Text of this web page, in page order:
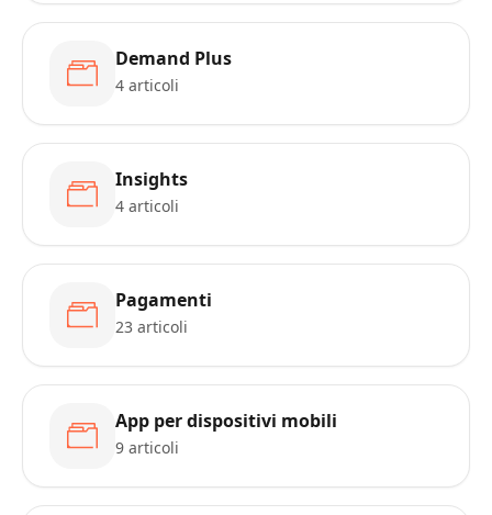
Demand Plus
4 articoli
Insights
4 articoli
Pagamenti
23 articoli
App per dispositivi mobili
9 articoli